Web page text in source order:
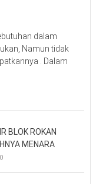
dalam
Namun tidak
. Dalam
BLOK ROKAN
MENARA
0